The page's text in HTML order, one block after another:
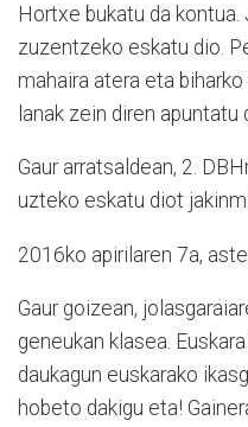
Hortxe bukatu da
zuzentzeko eskatu dio.
mahaira atera eta
lanak zein diren apuntatu
Gaur arratsaldean, 2.
uzteko eskatu diot
2016ko apirilaren 7a,
Gaur goizean,
geneukan klasea.
daukagun euskarako
hobeto dakigu eta!